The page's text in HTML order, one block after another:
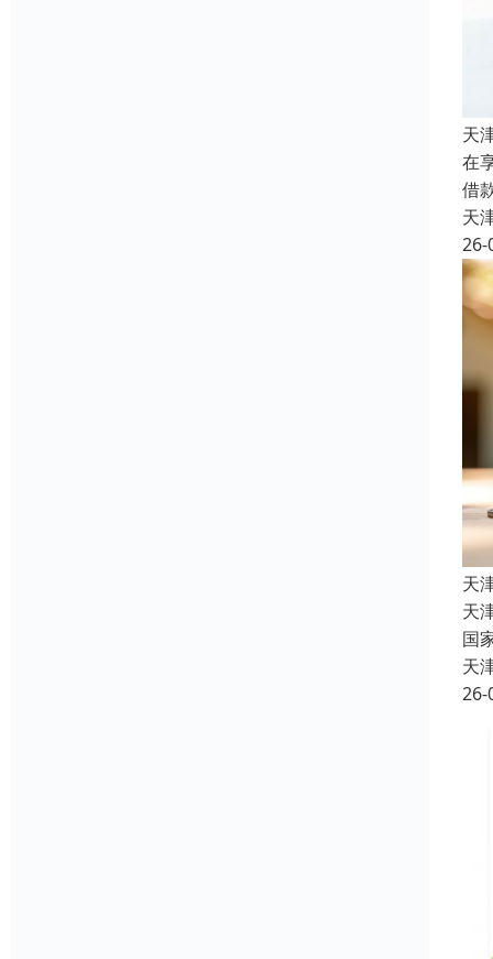
天
在
借
天
26-
天
天
国
天
26-